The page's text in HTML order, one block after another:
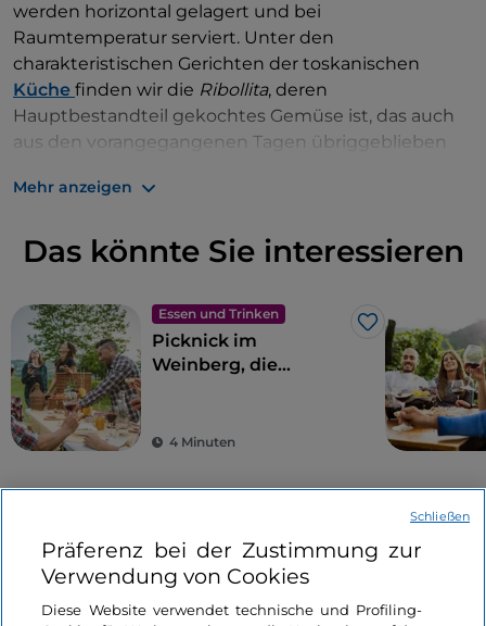
werden horizontal gelagert und bei
Raumtemperatur serviert. Unter den
charakteristischen Gerichten der toskanischen
Küche finden wir die Ribollita, deren
Hauptbestandteil gekochtes Gemüse ist, das auch
aus den vorangegangenen Tagen übriggeblieben
nativem Olivenöl extra gewürzt, erneut gekocht
Vorspeisen wie die Crostini mit Hühnerleber, die
Mehr anzeigen
Das könnte Sie interessieren
Essen und Trinken
Like
Picknick im
Weinberg, die
Italiens
4 Minuten
Events
Kunst und Kultur Kunst und Kultur
Präferenz bei der Zustimmung zur
Verwendung von Cookies
Diese Website verwendet technische und Profiling-
Schließen